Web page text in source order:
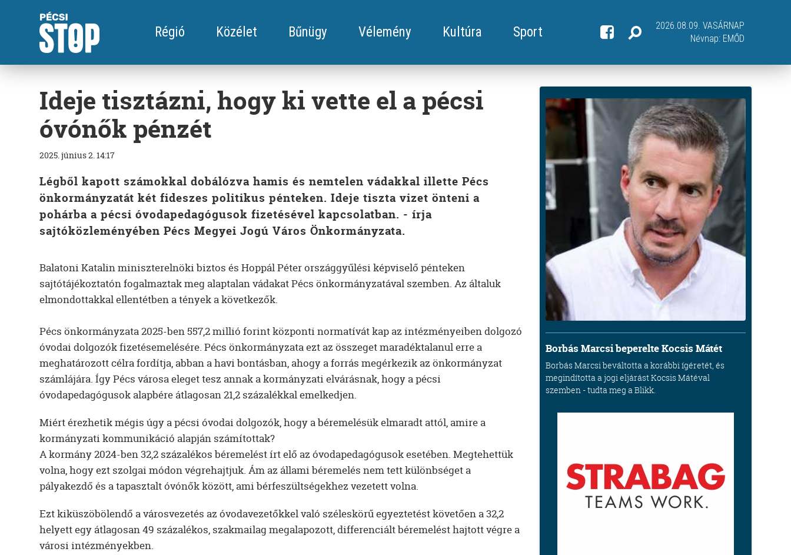
Régió Közélet Bűnügy Vélemény Kultúra Sport
2026.08.09. VASÁRNAP
Névnap: EMŐD
Ideje tisztázni, hogy ki vette el a pécsi
óvónők pénzét
2025. június 2. 14:17
Légből kapott számokkal dobálózva hamis és nemtelen vádakkal illette Pécs
önkormányzatát két fideszes politikus pénteken. Ideje tiszta vizet önteni a
pohárba a pécsi óvodapedagógusok fizetésével kapcsolatban. - írja
sajtóközleményében Pécs Megyei Jogú Város Önkormányzata.
Balatoni Katalin miniszterelnöki biztos és Hoppál Péter országgyűlési képviselő pénteken
sajtótájékoztatón fogalmaztak meg alaptalan vádakat Pécs önkormányzatával szemben. Az általuk
elmondottakkal ellentétben a tények a következők.
Pécs önkormányzata 2025-ben 557,2 millió forint központi normatívát kap az intézményeiben dolgozó
óvodai dolgozók fizetésemelésére. Pécs önkormányzata ezt az összeget maradéktalanul erre a
meghatározott célra fordítja, abban a havi bontásban, ahogy a forrás megérkezik az önkormányzat
számlájára. Így Pécs városa eleget tesz annak a kormányzati elvárásnak, hogy a pécsi
óvodapedagógusok alapbére átlagosan 21,2 százalékkal emelkedjen.
Miért érezhetik mégis úgy a pécsi óvodai dolgozók, hogy a béremelésük elmaradt attól, amire a
kormányzati kommunikáció alapján számítottak?
A kormány 2024-ben 32,2 százalékos béremelést írt elő az óvodapedagógusok esetében. Megtehettük
volna, hogy ezt szolgai módon végrehajtjuk. Ám az állami béremelés nem tett különbséget a
pályakezdő és a tapasztalt óvónők között, ami bérfeszültségekhez vezetett volna.
Ezt kiküszöbölendő a városvezetés az óvodavezetőkkel való széleskörű egyeztetést követően a 32,2
helyett egy átlagosan 49 százalékos, szakmailag megalapozott, differenciált béremelést hajtott végre a
városi intézményekben.
Borbás Marcsi beperelte Kocsis Mátét
Borbás Marcsi beváltotta a korábbi ígéretét, és
megindította a jogi eljárást Kocsis Mátéval
szemben - tudta meg a Blikk.